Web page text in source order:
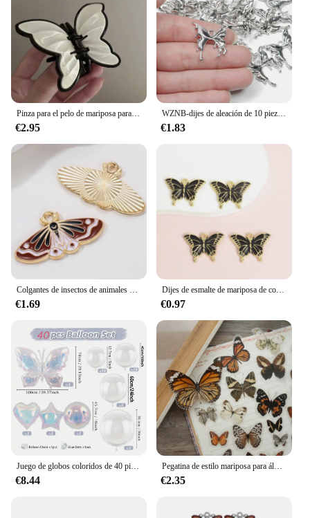
Pinza para el pelo de mariposa para mujer, pinza de plástico colorida, diadema dulce para niña, horquilla, pinza para el pelo de cangrejo, accesorios para peinados de moda
€2.95
WZNB-dijes de aleación de 10 piezas, dijes de mariposa, colgante de polilla para la fabricación de joyas, pulsera DIY, collares, accesorios artesanales, venta al por mayor
€1.83
Colgantes de insectos de animales para hacer joyas, accesorios de joyería hechos a mano, mariposa de colores, 10 piezas
€1.69
Dijes de esmalte de mariposa de colores, collar de moda, pendientes de gota de aceite, colgantes de aleación para fiestas diarias, uso diario, 10 piezas
€0.97
Juego de globos coloridos de 40 piezas para niña, Bola de amor con forma de mariposa, decoración para fiesta de cumpleaños y boda
€8.44
Pegatina de estilo mariposa para álbum de recortes, etiqueta de embalaje de regalo DIY, etiqueta de decoración, marrón, amarillo, negro, Otoño, 28 piezas
€2.35